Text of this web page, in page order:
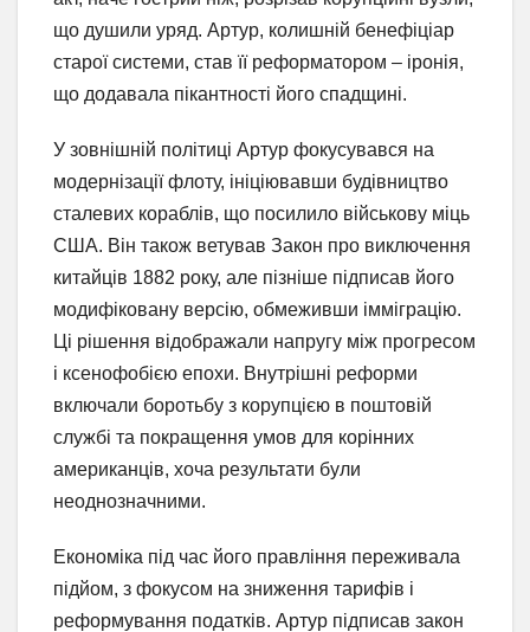
що душили уряд. Артур, колишній бенефіціар
старої системи, став її реформатором – іронія,
що додавала пікантності його спадщині.
У зовнішній політиці Артур фокусувався на
модернізації флоту, ініціювавши будівництво
сталевих кораблів, що посилило військову міць
США. Він також ветував Закон про виключення
китайців 1882 року, але пізніше підписав його
модифіковану версію, обмеживши імміграцію.
Ці рішення відображали напругу між прогресом
і ксенофобією епохи. Внутрішні реформи
включали боротьбу з корупцією в поштовій
службі та покращення умов для корінних
американців, хоча результати були
неоднозначними.
Економіка під час його правління переживала
підйом, з фокусом на зниження тарифів і
реформування податків. Артур підписав закон